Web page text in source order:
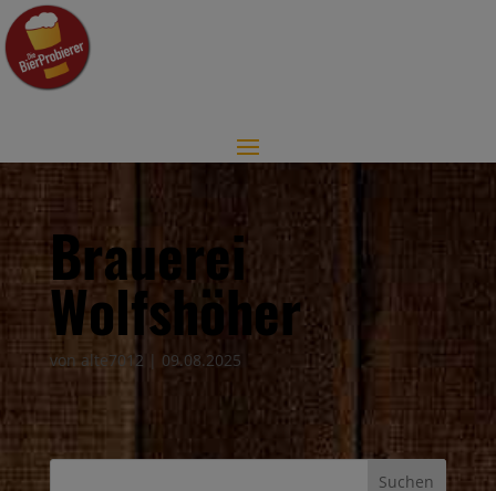
Brauerei
Wolfshöher
von alte7012 | 09.08.2025